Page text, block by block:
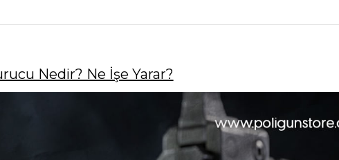
Nedir? Ne İşe Yarar?